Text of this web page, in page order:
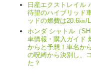
日産エクストレイル
待望のハイブリッド
ッドの燃費は20.6㎞/
ホンダ シャトル（
車情報・購入ガイド
からと予想！車名か
の呪縛から決別し、
た？